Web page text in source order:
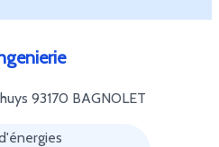
93170 BAGNOLET